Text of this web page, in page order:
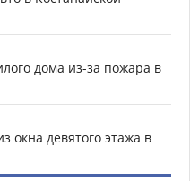
дома из-за пожара в
окна девятого этажа в